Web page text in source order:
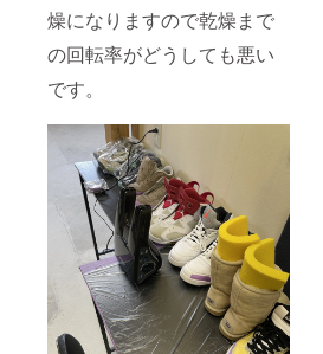
燥になりますので乾燥まで
の回転率がどうしても悪い
です。